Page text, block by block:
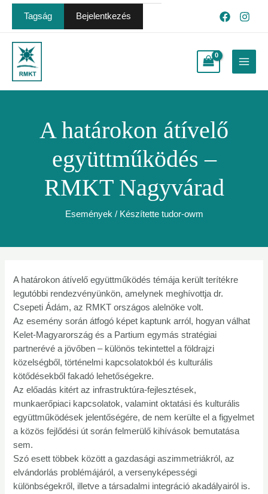
Skip
Tagság Bejelentkezés
Menu
A határokon átívelő
együttműködés –
RMKT Nagyvárad
Események/ Készítette tudor-owm
A határokon átívelő együttműködés témája került terítékre
legutóbbi rendezvényünkön, amelynek meghívottja dr.
Csepeti Ádám, az RMKT országos alelnöke volt.
Az esemény során átfogó képet kaptunk arról, hogyan válhat
Kelet-Magyarország és a Partium egymás stratégiai
partnerévé a jövőben – különös tekintettel a földrajzi
közelségből, történelmi kapcsolatokból és kulturális
kötődésekből fakadó lehetőségekre.
Az előadás kitért az infrastruktúra-fejlesztések,
munkaerőpiaci kapcsolatok, valamint oktatási és kulturális
együttműködések jelentőségére, de nem kerülte el a figyelmet
a közös fejlődési út során felmerülő kihívások bemutatása
sem.
Szó esett többek között a gazdasági aszimmetriákról, az
elvándorlás problémájáról, a versenyképességi
különbségekről, illetve a társadalmi integráció akadályairól is.
Post
navigation